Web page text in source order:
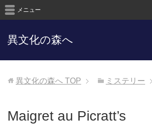
異文化の森へ
メニュー
異文化の森へ TOP ミステリー
Maigret au Picratt’s